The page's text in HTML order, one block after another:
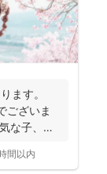
ます。
ございま
な子、人
間以内